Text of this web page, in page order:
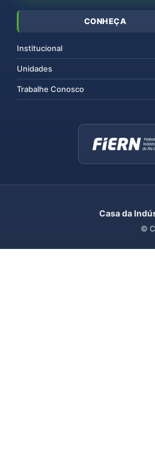
CONHEÇA
Institucional
Unidades
Trabalhe Conosco
Casa da
©